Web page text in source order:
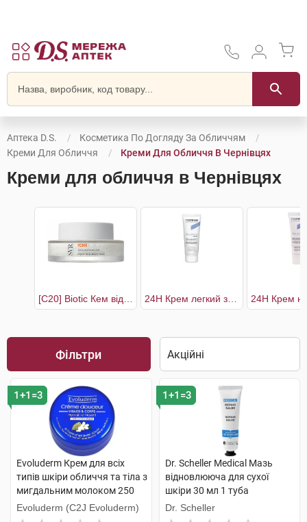
Аптека D.S.
Косметика По Догляду За Обличчям
Креми Для Обличчя
Креми Для Обличчя В Чернівцях
Креми для обличчя в Чернівцях
Фільтри
1+1=3
Evoluderm Крем для всіх
типів шкіри обличчя та тіла з
мигдальним молоком 250
мл 1 банка
Evoluderm (C2J Evoluderm)
1+1=3
Dr. Scheller Medical Мазь
відновлююча для сухої
шкіри 30 мл 1 туба
Dr. Scheller